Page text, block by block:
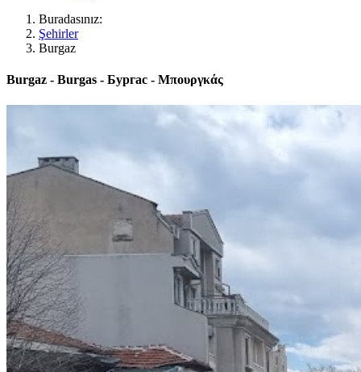
Buradasınız:
Şehirler
Burgaz
Burgaz - Burgas - Бургас - Μπουργκάς